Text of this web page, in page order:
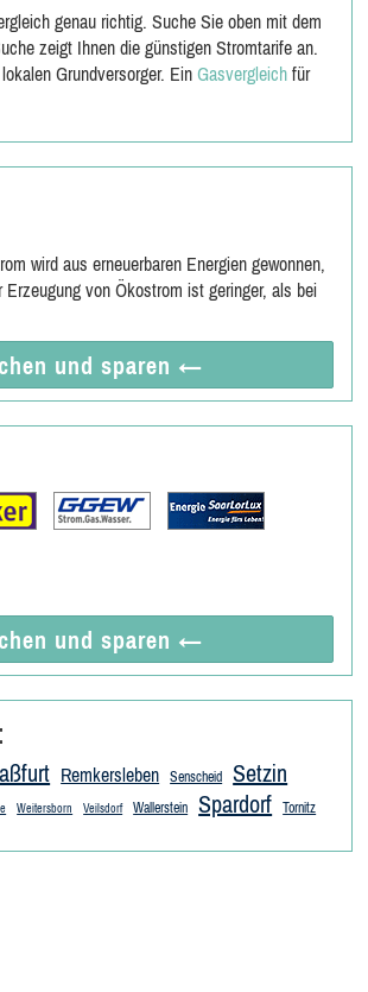
genau richtig. Suche Sie oben mit dem
zeigt Ihnen die günstigen Stromtarife an.
Grundversorger. Ein Gasvergleich für
wird aus erneuerbaren Energien gewonnen,
von Ökostrom ist geringer, als bei
und sparen ←
und sparen ←
Remkersleben Senscheid
Setzin
Weitersborn Veilsdorf Wallerstein Spardorf Tornitz